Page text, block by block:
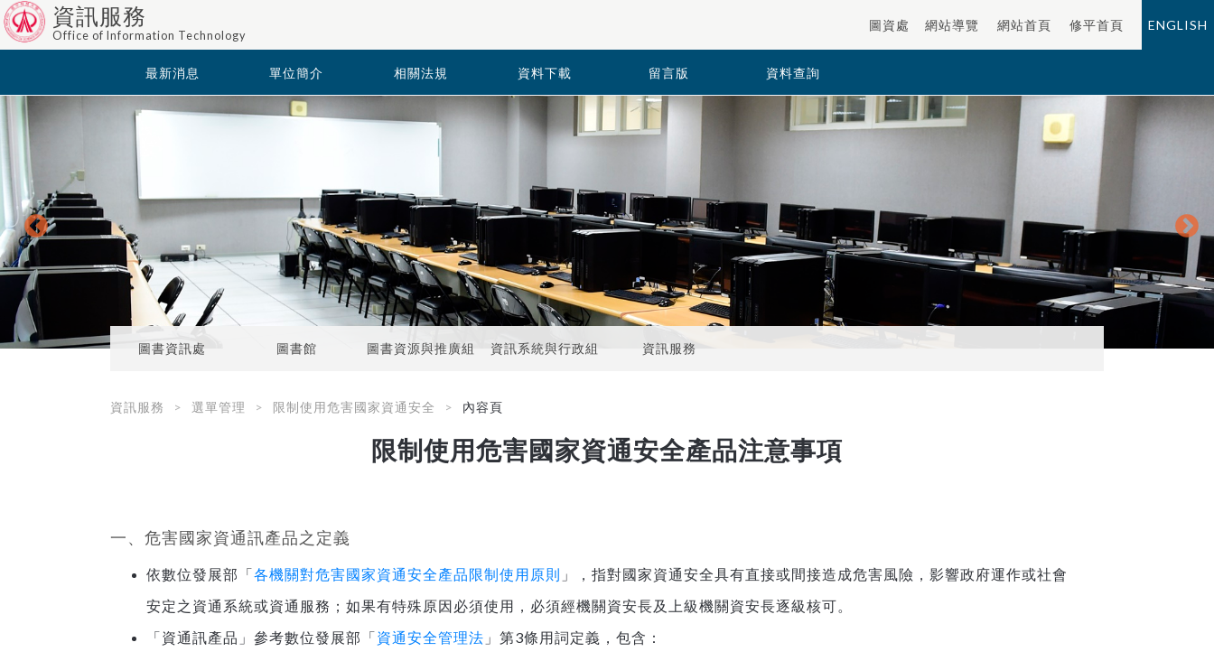
資訊服務
Office of Information Technology
圖資處 網站導覽 網站首頁 修平首頁 ENGLISH
最新消息 單位簡介 相關法規 資料下載 留言版 資料查詢
圖書資訊處 圖書館 圖書資源與推廣組 資訊系統與行政組 資訊服務
資訊服務 選單管理 限制使用危害國家資通安全 內容頁
限制使用危害國家資通安全產品注意事項
一、危害國家資通訊產品之定義
依數位發展部「各機關對危害國家資通安全產品限制使用原則 」，指對國家資通安全具有直接或間接造成危害風險，影響政府運作或社會
安定之資通系統或資通服務；如果有特殊原因必須使用，必須經機關資安長及上級機關資安長逐級核可。
「資通訊產品」參考數位發展部「資通安全管理法 」第3條用詞定義，包含：